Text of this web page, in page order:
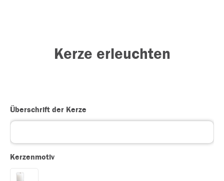
Kerze erleuchten
Überschrift der Kerze
Kerzenmotiv